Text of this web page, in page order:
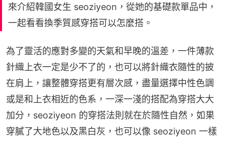
來介紹韓國女生 seoziyeon，從她的基礎款單品中，
一起看看換季質感穿搭可以怎麼搭。
為了靈活的應對多變的天氣和早晚的溫差，一件薄款
針織上衣一定是少不了的，也可以將針織衣隨性的披
在肩上，讓整體穿搭更有層次感，盡量選擇中性色調
或是和上衣相近的色系，一深一淺的搭配為穿搭大大
加分，seoziyeon 的穿搭法則就在於隨性自然，如果
穿膩了大地色以及黑白灰，也可以像 seoziyeon 一樣